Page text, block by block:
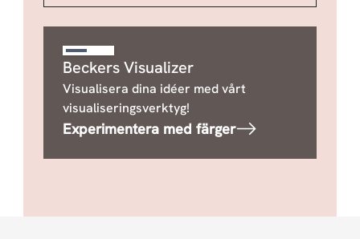
Beckers Visualizer
Visualisera dina idéer med vårt
visualiseringsverktyg!
Experimentera med färger